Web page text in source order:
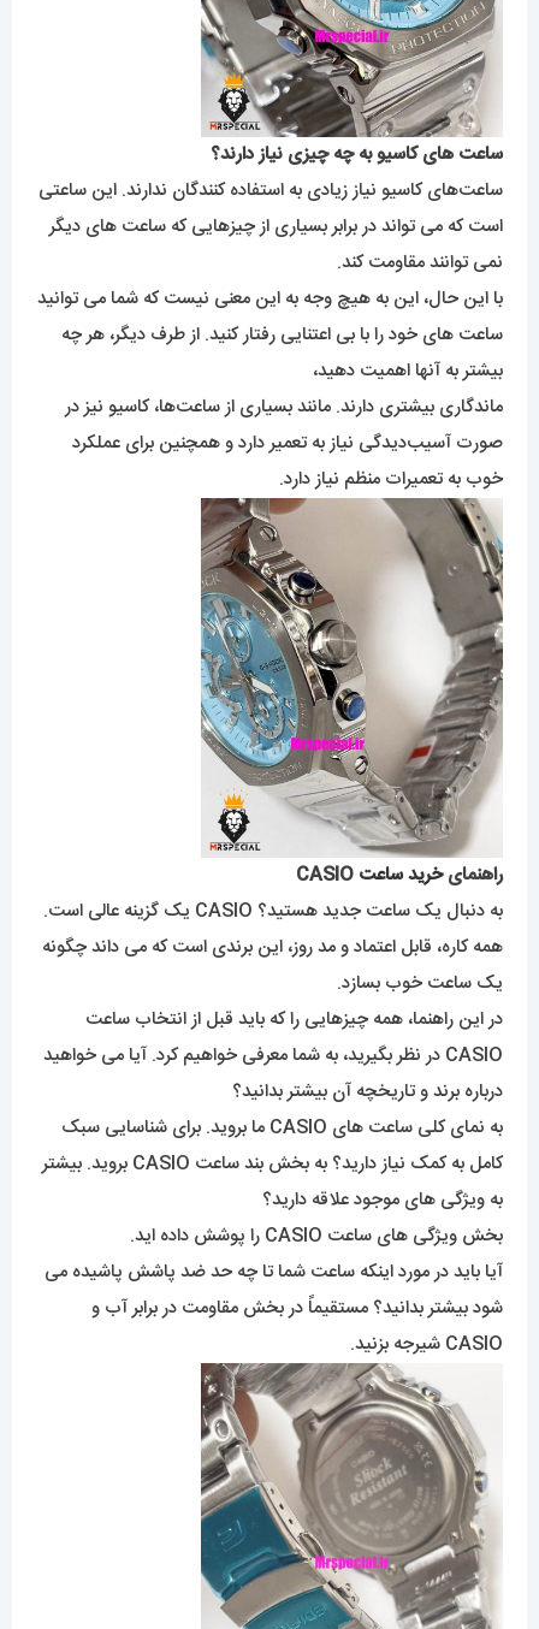
ساعت های کاسیو به چه چیزی نیاز دارند؟
ساعت‌های کاسیو نیاز زیادی به استفاده کنندگان ندارند. این ساعتی
است که می تواند در برابر بسیاری از چیزهایی که ساعت های دیگر
نمی توانند مقاومت کند.
با این حال، این به هیچ وجه به این معنی نیست که شما می توانید
ساعت های خود را با بی اعتنایی رفتار کنید. از طرف دیگر، هر چه
بیشتر به آنها اهمیت دهید،
ماندگاری بیشتری دارند. مانند بسیاری از ساعت‌ها، کاسیو نیز در
صورت آسیب‌دیدگی نیاز به تعمیر دارد و همچنین برای عملکرد
خوب به تعمیرات منظم نیاز دارد.
راهنمایخرید ساعت
به دنبال یک ساعت جدید هستید؟ CASIO یک گزینه عالی است.
همه کاره، قابل اعتماد و مد روز، این برندی است که می داند چگونه
یک ساعت خوب بسازد.
در این راهنما، همه چیزهایی را که باید قبل از انتخاب ساعت
CASIO در نظر بگیرید، به شما معرفی خواهیم کرد. آیا می خواهید
درباره برند و تاریخچه آن بیشتر بدانید؟
به نمای کلی ساعت های CASIO ما بروید. برای شناسایی سبک
کامل به کمک نیاز دارید؟ به بخش بند ساعت CASIO بروید. بیشتر
به ویژگی های موجود علاقه دارید؟
بخش ویژگی های ساعت CASIO را پوشش داده اید.
آیا باید در مورد اینکه ساعت شما تا چه حد ضد پاشش پاشیده می
شود بیشتر بدانید؟ مستقیماً در بخش مقاومت در برابر آب و
CASIO شیرجه بزنید.